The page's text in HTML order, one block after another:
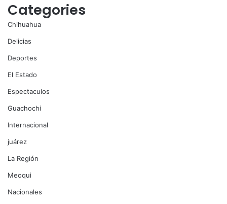
Categories
Chihuahua
Delicias
Deportes
El Estado
Espectaculos
Guachochi
Internacional
juárez
La Región
Meoqui
Nacionales